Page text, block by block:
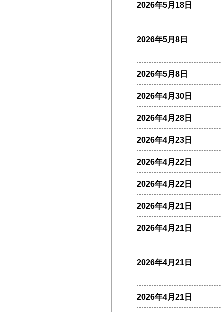
2026年5月18日
2026年5月8日
2026年5月8日
2026年4月30日
2026年4月28日
2026年4月23日
2026年4月22日
2026年4月22日
2026年4月21日
2026年4月21日
2026年4月21日
2026年4月21日